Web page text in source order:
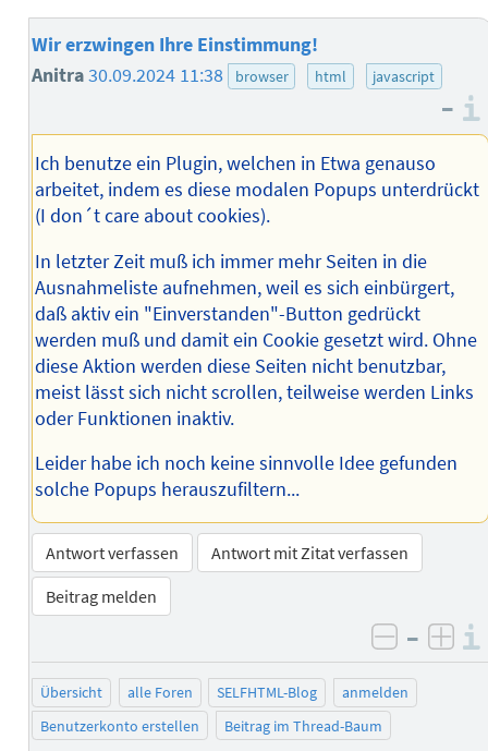
Wir erzwingen Ihre Einstimmung!
Anitra30.09.2024 11:38 browser html javascript
–
Ich benutze ein Plugin, welchen in Etwa genauso
arbeitet, indem es diese modalen Popups unterdrückt
(I don´t care about cookies).
In letzter Zeit muß ich immer mehr Seiten in die
Ausnahmeliste aufnehmen, weil es sich einbürgert,
daß aktiv ein "Einverstanden"-Button gedrückt
werden muß und damit ein Cookie gesetzt wird. Ohne
diese Aktion werden diese Seiten nicht benutzbar,
meist lässt sich nicht scrollen, teilweise werden Links
oder Funktionen inaktiv.
Leider habe ich noch keine sinnvolle Idee gefunden
solche Popups herauszufiltern...
Antwort verfassen
Antwort mit Zitat verfassen
Beitrag melden
negativ
–
Übersicht alle Foren SELFHTML-Blog
anmelden
Benutzerkonto erstellen
Beitrag im Thread-Baum